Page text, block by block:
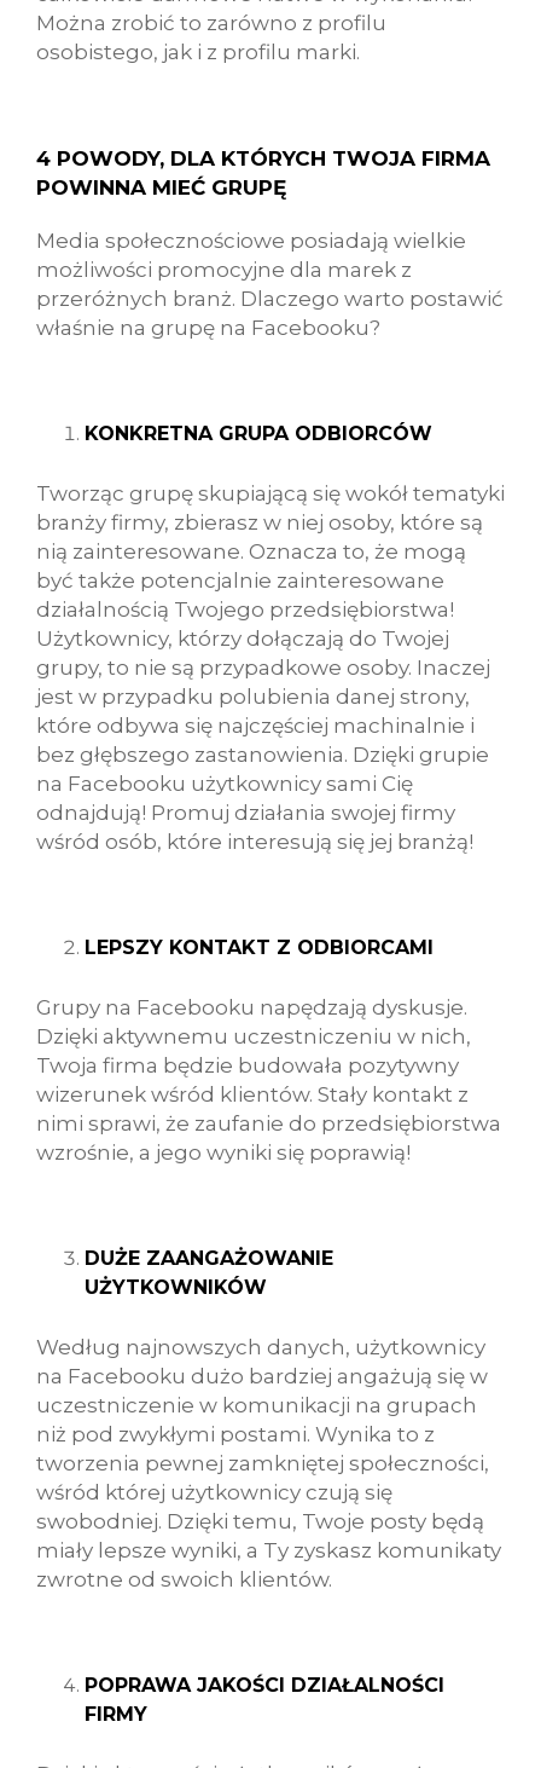
Można zrobić to zarówno z profilu
osobistego, jak i z profilu marki.
4 POWODY, DLA KTÓRYCH TWOJA FIRMA
POWINNA MIEĆ GRUPĘ
Media społecznościowe posiadają wielkie
możliwości promocyjne dla marek z
przeróżnych branż. Dlaczego warto postawić
właśnie na grupę na Facebooku?
KONKRETNA GRUPA ODBIORCÓW
Tworząc grupę skupiającą się wokół tematyki
branży firmy, zbierasz w niej osoby, które są
nią zainteresowane. Oznacza to, że mogą
być także potencjalnie zainteresowane
działalnością Twojego przedsiębiorstwa!
Użytkownicy, którzy dołączają do Twojej
grupy, to nie są przypadkowe osoby. Inaczej
jest w przypadku polubienia danej strony,
które odbywa się najczęściej machinalnie i
bez głębszego zastanowienia. Dzięki grupie
na Facebooku użytkownicy sami Cię
odnajdują! Promuj działania swojej firmy
wśród osób, które interesują się jej branżą!
LEPSZY KONTAKT Z ODBIORCAMI
Grupy na Facebooku napędzają dyskusje.
Dzięki aktywnemu uczestniczeniu w nich,
Twoja firma będzie budowała pozytywny
wizerunek wśród klientów. Stały kontakt z
nimi sprawi, że zaufanie do przedsiębiorstwa
wzrośnie, a jego wyniki się poprawią!
DUŻE ZAANGAŻOWANIE
UŻYTKOWNIKÓW
Według najnowszych danych, użytkownicy
na Facebooku dużo bardziej angażują się w
uczestniczenie w komunikacji na grupach
niż pod zwykłymi postami. Wynika to z
tworzenia pewnej zamkniętej społeczności,
wśród której użytkownicy czują się
swobodniej. Dzięki temu, Twoje posty będą
miały lepsze wyniki, a Ty zyskasz komunikaty
zwrotne od swoich klientów.
POPRAWA JAKOŚCI DZIAŁALNOŚCI
FIRMY